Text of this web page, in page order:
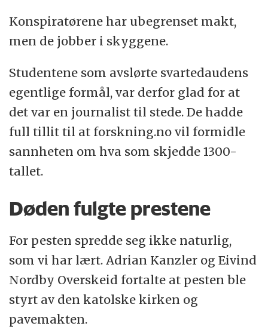
Konspiratørene har ubegrenset makt,
men de jobber i skyggene.
Studentene som avslørte svartedaudens
egentlige formål, var derfor glad for at
det var en journalist til stede. De hadde
full tillit til at forskning.no vil formidle
sannheten om hva som skjedde 1300-
tallet.
Døden fulgte prestene
For pesten spredde seg ikke naturlig,
som vi har lært. Adrian Kanzler og Eivind
Nordby Overskeid fortalte at pesten ble
styrt av den katolske kirken og
pavemakten.